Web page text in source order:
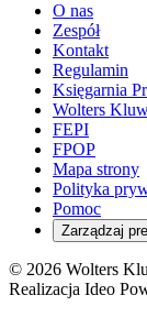
O nas
Zespół
Kontakt
Regulamin
Księgarnia
Wolters
FEPI
FPOP
Mapa strony
Polityka
Pomoc
Zarządzaj
© 2026 Wolters
Realizacja Ideo